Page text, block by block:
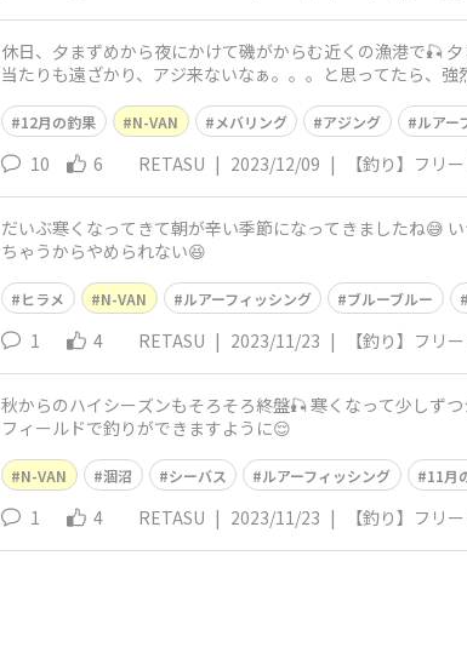
休日、夕まずめから夜にかけて磯がからむ近くの漁港で🎣
当たりも遠ざかり、アジ来ないなぁ。。。と思ってたら、
12月の釣果 N-VAN メバリング アジング ルアー
10 6 RETASU | 2023/12/09 | 【釣り】フリ
だいぶ寒くなってきて朝が辛い季節になってきましたね😅
ちゃうからやめられない😆
ヒラメ N-VAN ルアーフィッシング ブルーブルー
1 4 RETASU | 2023/11/23 | 【釣り】フリ
秋からのハイシーズンもそろそろ終盤🎣 寒くなって少しずつシー
フィールドで釣りができますように😌
N-VAN 涸沼 シーバス ルアーフィッシング 11月
1 4 RETASU | 2023/11/23 | 【釣り】フリ